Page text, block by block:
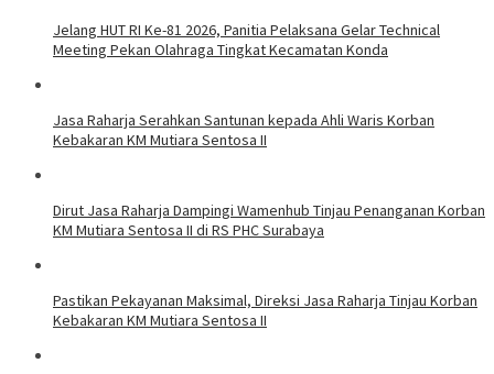
Jelang HUT RI Ke-81 2026, Panitia Pelaksana Gelar Technical
Meeting Pekan Olahraga Tingkat Kecamatan Konda
Jasa Raharja Serahkan Santunan kepada Ahli Waris Korban
Kebakaran KM Mutiara Sentosa II
Dirut Jasa Raharja Dampingi Wamenhub Tinjau Penanganan Korban
KM Mutiara Sentosa II di RS PHC Surabaya
Pastikan Pekayanan Maksimal, Direksi Jasa Raharja Tinjau Korban
Kebakaran KM Mutiara Sentosa II